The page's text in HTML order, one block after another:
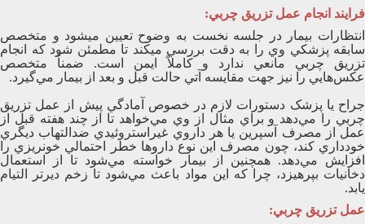
فرايند انجام عمل تزريق چربي:
انتظارات بيمار در جلسه نخست به وضوح تعيين ميشود و متخصص
سابقه پزشکي وي را به دقت بررسي ميکند تا مطمئن شود که انجام
تزريق چربي مانعي ندارد و کاملاً ايمن است. ضمناً متخصص
عکس‌هايي را نيز جهت مقايسه آتي حالت قبل و بعد از بيمار مي‌گيرد.
جراح يا پزشک دستورات لازم در خصوص آمادگي پيش از عمل تزريق
چربي را مي‌دهد و براي مثال از وي مي‌خواهد تا از چند هفته قبل از
عمل از مصرف آسپرين يا هر داروي غيراستروئيدي ضدالتهاب ديگري
خودداري کند، چون مصرف اين نوع داروها خطر احتمالي خونريزي را
افزايش مي‌دهد. همچنين از بيمار خواسته مي‌شود تا از استعمال
دخانيات بپرهيزد، چرا که اين مواد باعث مي‌شود تا زخم ديرتر التيام
يابد.
عمل تزريق چربي: